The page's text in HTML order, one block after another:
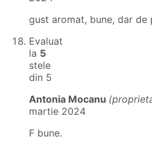
gust aromat, bune, dar de
Evaluat
la 5
stele
din 5
Antonia Mocanu
martie 2024
F bune.